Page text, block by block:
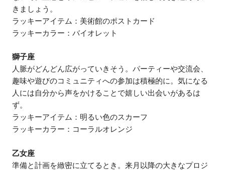
きましょう。
ラッキーアイテム：美術館のポストカード
ラッキーカラー：バイオレット
獅子座
人脈がどんどん広がっていきそう。パーティーや交流会、
趣味や遊びのコミュニティへの参加は積極的に。気になる
人には自分から声をかけることで嬉しい出会いがあるは
ず。
ラッキーアイテム：明るい色のスカーフ
ラッキーカラー：コーラルオレンジ
乙女座
準備と計画を緻密に立てるとき。来月以降の大きなプロジ